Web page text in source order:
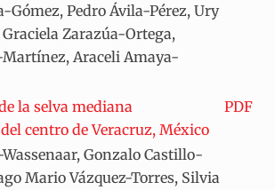
Gómez, Pedro Ávila-Pérez, Ury
Zarazúa-Ortega,
Araceli Amaya-
la selva mediana
centro de Veracruz, México
PDF
Gonzalo Castillo-
Mario Vázquez-Torres, Silvia